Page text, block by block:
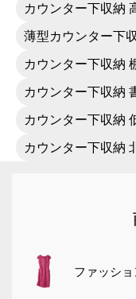
カウンター下収納
薄型カウンター下
カウンター下収納
カウンター下収納
カウンター下収納
カウンター下収納
ファッショ